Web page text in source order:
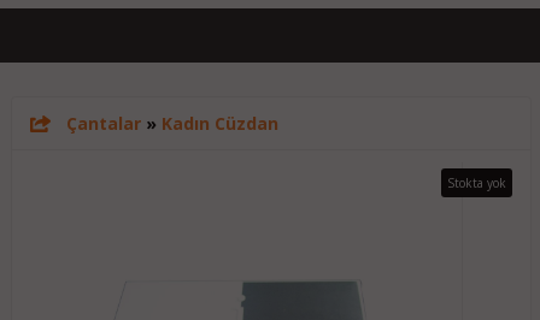
Çantalar» Kadın Cüzdan
Stokta yok